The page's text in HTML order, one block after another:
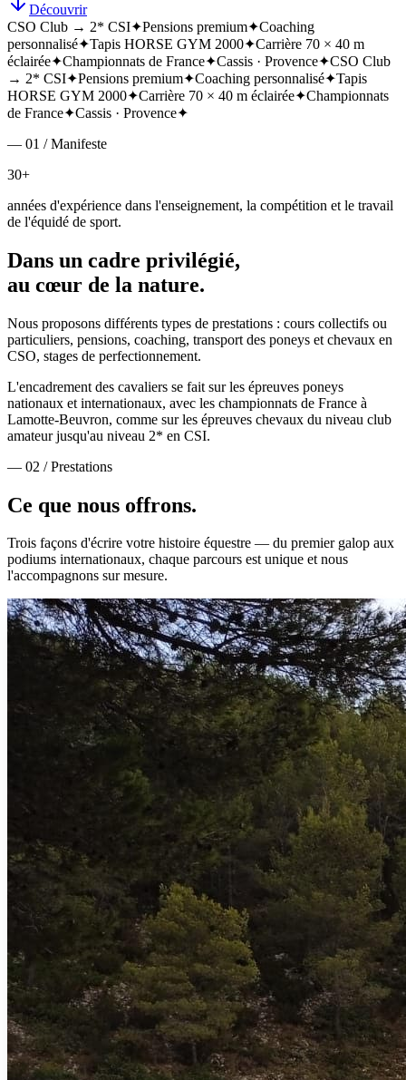
Découvrir
CSO Club → 2* CSI✦Pensions premium✦Coaching
personnalisé✦Tapis HORSE GYM 2000✦Carrière 70 × 40 m
éclairée✦Championnats de France✦Cassis · Provence✦CSO Club
→ 2* CSI✦Pensions premium✦Coaching personnalisé✦Tapis
HORSE GYM 2000✦Carrière 70 × 40 m éclairée✦Championnats
de France✦Cassis · Provence✦
— 01 / Manifeste
30+
années d'expérience dans l'enseignement, la compétition et le travail
de l'équidé de sport.
Dans un cadre privilégié,
au cœur de la nature.
Nous proposons différents types de prestations : cours collectifs ou
particuliers, pensions, coaching, transport des poneys et chevaux en
CSO, stages de perfectionnement.
L'encadrement des cavaliers se fait sur les épreuves poneys
nationaux et internationaux, avec les championnats de France à
Lamotte-Beuvron, comme sur les épreuves chevaux du niveau club
amateur jusqu'au niveau 2* en CSI.
— 02 / Prestations
Ce que nous offrons.
Trois façons d'écrire votre histoire équestre — du premier galop aux
podiums internationaux, chaque parcours est unique et nous
l'accompagnons sur mesure.